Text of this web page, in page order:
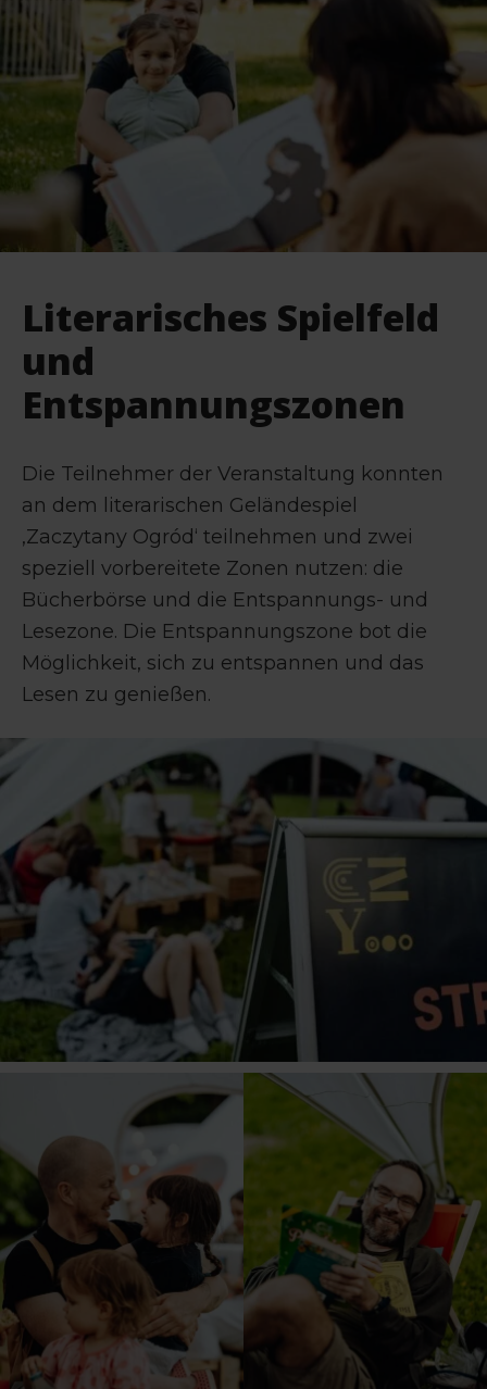
Literarisches Spielfeld
und
Entspannungszonen
Die Teilnehmer der Veranstaltung konnten
an dem literarischen Geländespiel
‚Zaczytany Ogród‘ teilnehmen und zwei
speziell vorbereitete Zonen nutzen: die
Bücherbörse und die Entspannungs- und
Lesezone. Die Entspannungszone bot die
Möglichkeit, sich zu entspannen und das
Lesen zu genießen.